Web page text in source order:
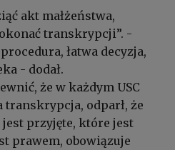
akt małżeństwa,
transkrypcji”. -
łatwa decyzja,
- dodał.
że w każdym USC
transkrypcja, odparł, że
przyjęte, które jest
prawem, obowiązuje